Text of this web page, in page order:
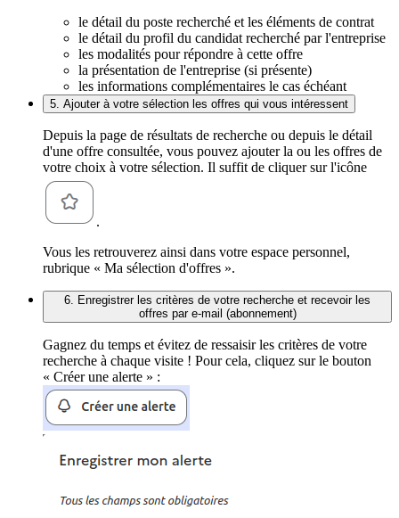
le détail du poste recherché et les éléments de contrat
le détail du profil du candidat recherché par l'entreprise
les modalités pour répondre à cette offre
la présentation de l'entreprise (si présente)
les informations complémentaires le cas échéant
5. Ajouter à votre sélection les offres qui vous intéressent
Depuis la page de résultats de recherche ou depuis le détail
d'une offre consultée, vous pouvez ajouter la ou les offres de
votre choix à votre sélection. Il suffit de cliquer sur l'icône
.
Vous les retrouverez ainsi dans votre espace personnel,
rubrique « Ma sélection d'offres ».
6. Enregistrer les critères de votre recherche et recevoir les
offres par e-mail (abonnement)
Gagnez du temps et évitez de ressaisir les critères de votre
recherche à chaque visite ! Pour cela, cliquez sur le bouton
« Créer une alerte » :